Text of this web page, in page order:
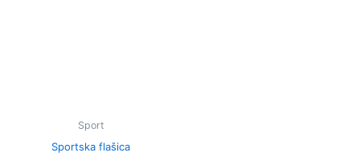
Sport
Sportska flašica